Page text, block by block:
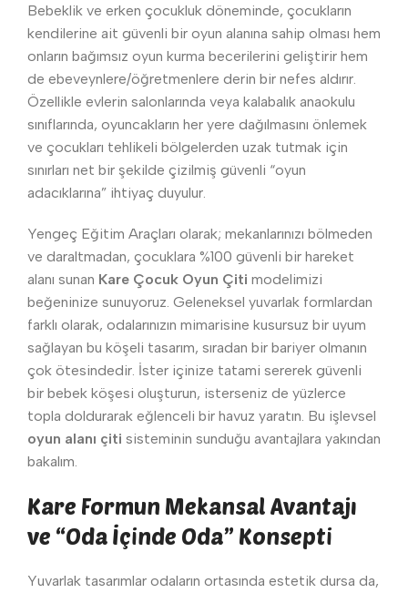
Bebeklik ve erken çocukluk döneminde, çocukların
kendilerine ait güvenli bir oyun alanına sahip olması hem
onların bağımsız oyun kurma becerilerini geliştirir hem
de ebeveynlere/öğretmenlere derin bir nefes aldırır.
Özellikle evlerin salonlarında veya kalabalık anaokulu
sınıflarında, oyuncakların her yere dağılmasını önlemek
ve çocukları tehlikeli bölgelerden uzak tutmak için
sınırları net bir şekilde çizilmiş güvenli “oyun
adacıklarına” ihtiyaç duyulur.
Yengeç Eğitim Araçları olarak; mekanlarınızı bölmeden
ve daraltmadan, çocuklara %100 güvenli bir hareket
alanı sunan Kare Çocuk Oyun Çiti modelimizi
beğeninize sunuyoruz. Geleneksel yuvarlak formlardan
farklı olarak, odalarınızın mimarisine kusursuz bir uyum
sağlayan bu köşeli tasarım, sıradan bir bariyer olmanın
çok ötesindedir. İster içinize tatami sererek güvenli
bir bebek köşesi oluşturun, isterseniz de yüzlerce
topla doldurarak eğlenceli bir havuz yaratın. Bu işlevsel
oyun alanı çiti sisteminin sunduğu avantajlara yakından
bakalım.
Kare Formun Mekansal Avantajı
ve “Oda İçinde Oda” Konsepti
Yuvarlak tasarımlar odaların ortasında estetik dursa da,